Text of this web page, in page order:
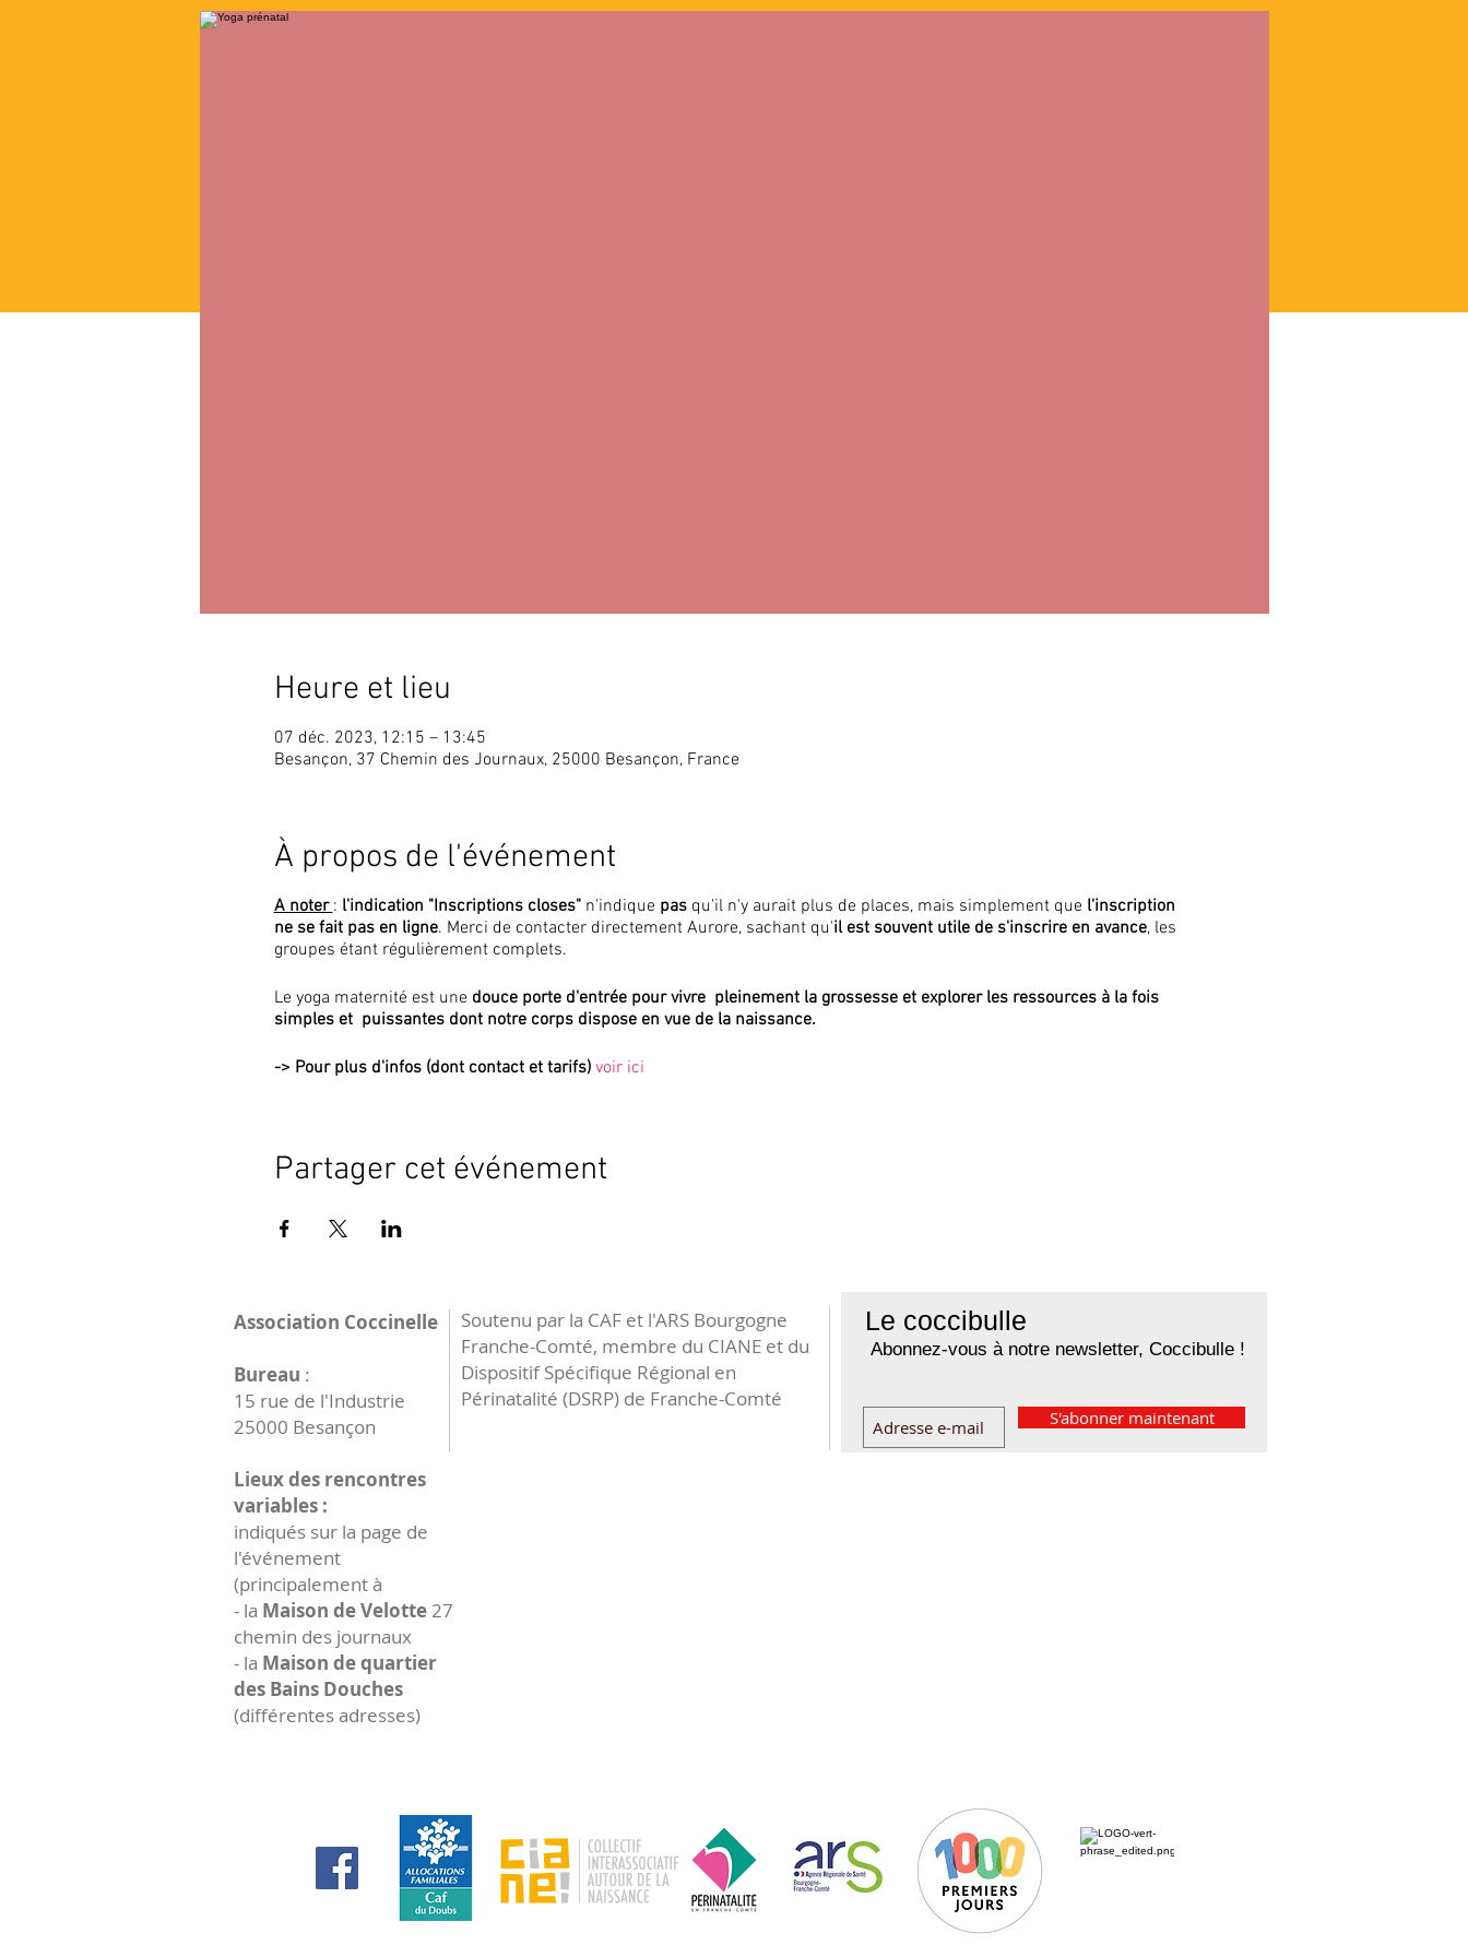
Heure et lieu
07 déc. 2023, 12:15 – 13:45
Besançon, 37 Chemin des Journaux, 25000 Besançon, France
À propos de l'événement
A noter: l'indication "Inscriptions closes"n'indique pas qu'il n'y aurait plus de places, mais simplement que l'inscription
ne se fait pas en ligne. Merci de contacter directement Aurore, sachant qu'il est souvent utile de s'inscrire en avance, les
groupes étant régulièrement complets.
Le yoga maternité est une douce porte d'entrée pour vivre pleinement la grossesse et explorer les ressources à la fois
simples et puissantes dont notre corps dispose en vue de la naissance.
-> Pour plus d'infos (dont contact et tarifs) voir ici
Partager cet événement
Le coccibulle
Abonnez-vous à notre newsletter, Coccibulle !
S'abonner maintenant
Association Coccinelle
Bureau :
15 rue de l'Industrie
25000 Besançon
Lieux des rencontres
variables :
indiqués sur la page de
l'événement
(principalement à
- la Maison de Velotte27
chemin des journaux
- la Maison de quartier
des Bains Douches
(différentes adresses)
Soutenu par la CAF et l'ARS Bourgogne
Franche-Comté, membre du CIANE et du
Dispositif Spécifique Régional en
Périnatalité (DSRP) de Franche-Comté